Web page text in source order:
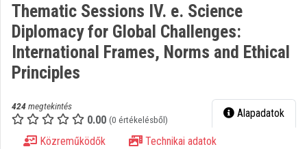
Kategóriák
Intézményi listák
Közreműködők
Thematic Sessions IV. e. Science
Diplomacy for Global Challenges:
International Frames, Norms and Ethical
Principles
424megtekintés
0.00 (0 értékelésből) Alapadatok
Közreműködők Technikai adatok